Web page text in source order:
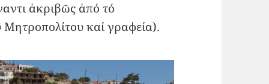
ἀκριβῶς ἀπό τό
καί γραφεία).